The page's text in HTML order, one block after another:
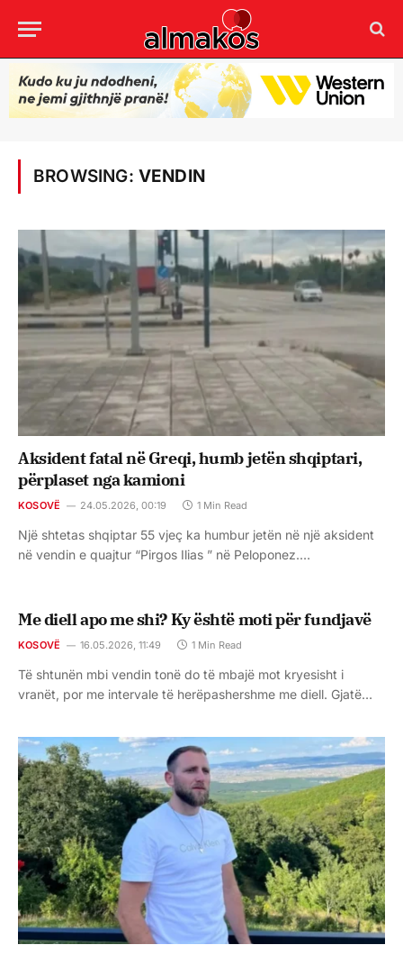
BROWSING: VENDIN
Aksident fatal në Greqi, humb jetën shqiptari,
përplaset nga kamioni
KOSOVË 24.05.2026, 00:19 1 Min Read
Një shtetas shqiptar 55 vjeç ka humbur jetën në një aksident
në vendin e quajtur “Pirgos Ilias ” në Peloponez.…
Me diell apo me shi? Ky është moti për fundjavë
KOSOVË 16.05.2026, 11:49 1 Min Read
Të shtunën mbi vendin tonë do të mbajë mot kryesisht i
vranët, por me intervale të herëpashershme me diell. Gjatë…